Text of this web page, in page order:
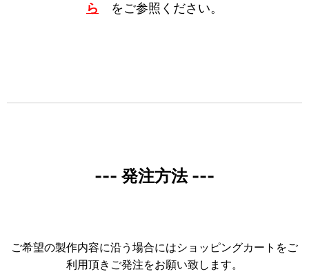
ら をご参照ください。
--- 発注方法 ---
ご希望の製作内容に沿う場合にはショッピングカートをご
利用頂きご発注をお願い致します。